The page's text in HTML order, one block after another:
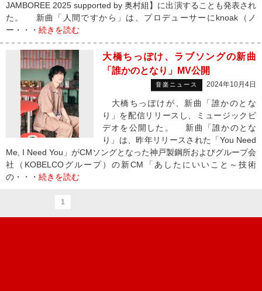
JAMBOREE 2025 supported by 奥村組】に出演することも発表され
た。 新曲「人間ですから」は、プロデューサーにknoak（ノ
ー・・・ 続きを読む
大橋ちっぽけ、ラブソングの新曲
「誰かのとなり」MV公開
音楽ニュース 2024年10月4日
大橋ちっぽけが、新曲「誰かのとな
り」を配信リリースし、ミュージックビ
デオを公開した。 新曲「誰かのとな
り」は、昨年リリースされた「You Need
Me, I Need You」がCMソングとなった神戸製鋼所およびグループ会
社（KOBELCOグループ）の新CM「あしたにいいこと～技術
の・・・ 続きを読む
1